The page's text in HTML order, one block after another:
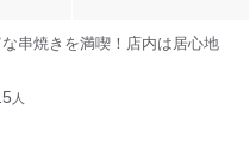
串焼きを満喫！店内は居心地
人